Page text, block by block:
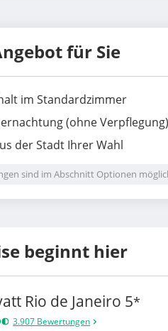
für Sie
im Standardzimmer
(ohne Verpflegung)
der Stadt Ihrer Wahl
sind im Abschnitt Optionen
beginnt hier
Rio de Janeiro 5*
3.907 Bewertungen